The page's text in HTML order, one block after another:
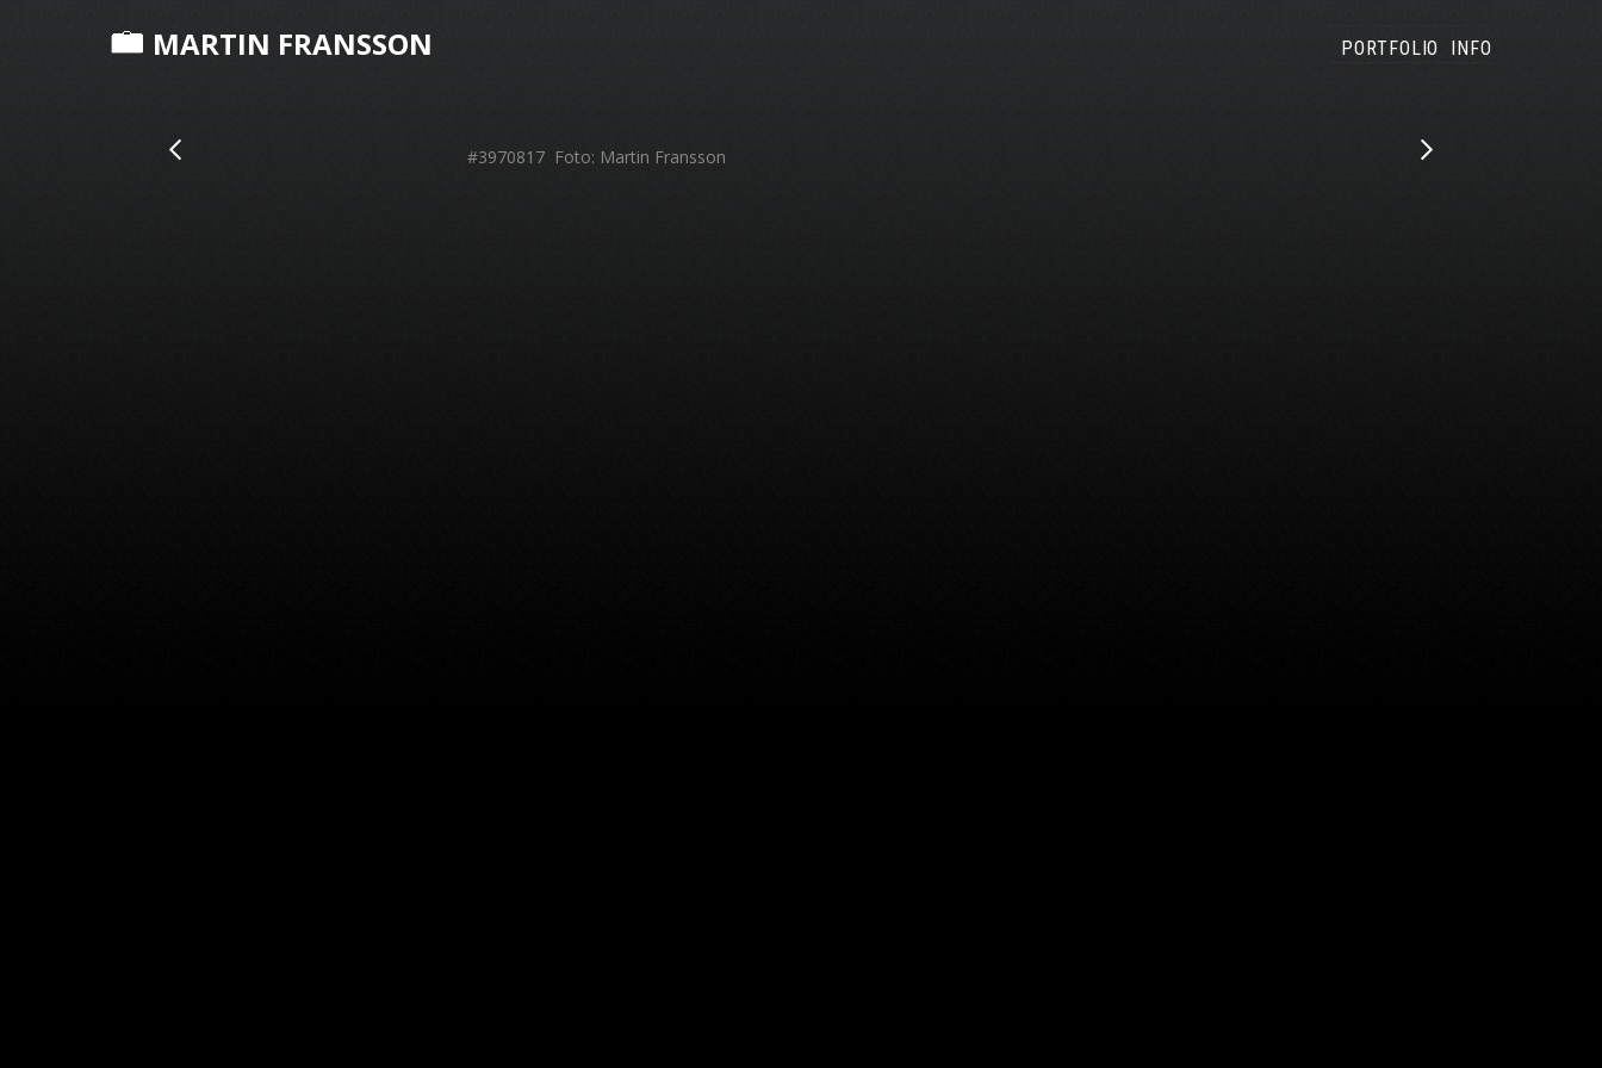
MARTIN FRANSSON PORTFOLIO INFO
#3970817 Foto: Martin Fransson